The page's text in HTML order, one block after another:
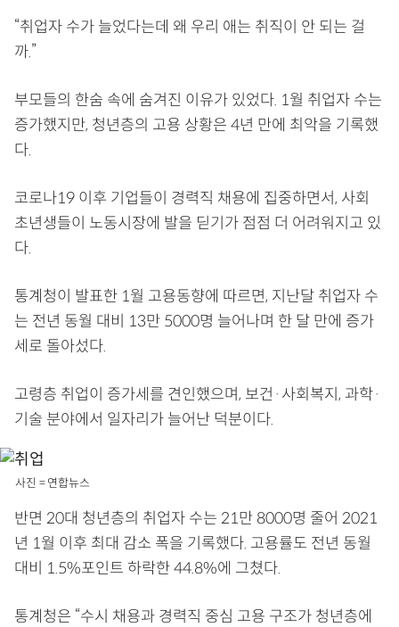
“취업자 수가 늘었다는데 왜 우리 애는 취직이 안 되는 걸
까.”
부모들의 한숨 속에 숨겨진 이유가 있었다. 1월 취업자 수는
증가했지만, 청년층의 고용 상황은 4년 만에 최악을 기록했
다.
코로나19 이후 기업들이 경력직 채용에 집중하면서, 사회
초년생들이 노동시장에 발을 딛기가 점점 더 어려워지고 있
다.
통계청이 발표한 1월 고용동향에 따르면, 지난달 취업자 수
는 전년 동월 대비 13만 5000명 늘어나며 한 달 만에 증가
세로 돌아섰다.
고령층 취업이 증가세를 견인했으며, 보건·사회복지, 과학·
기술 분야에서 일자리가 늘어난 덕분이다.
사진 = 연합뉴스
반면 20대 청년층의 취업자 수는 21만 8000명 줄어 2021
년 1월 이후 최대 감소 폭을 기록했다. 고용률도 전년 동월
대비 1.5%포인트 하락한 44.8%에 그쳤다.
통계청은 “수시 채용과 경력직 중심 고용 구조가 청년층에